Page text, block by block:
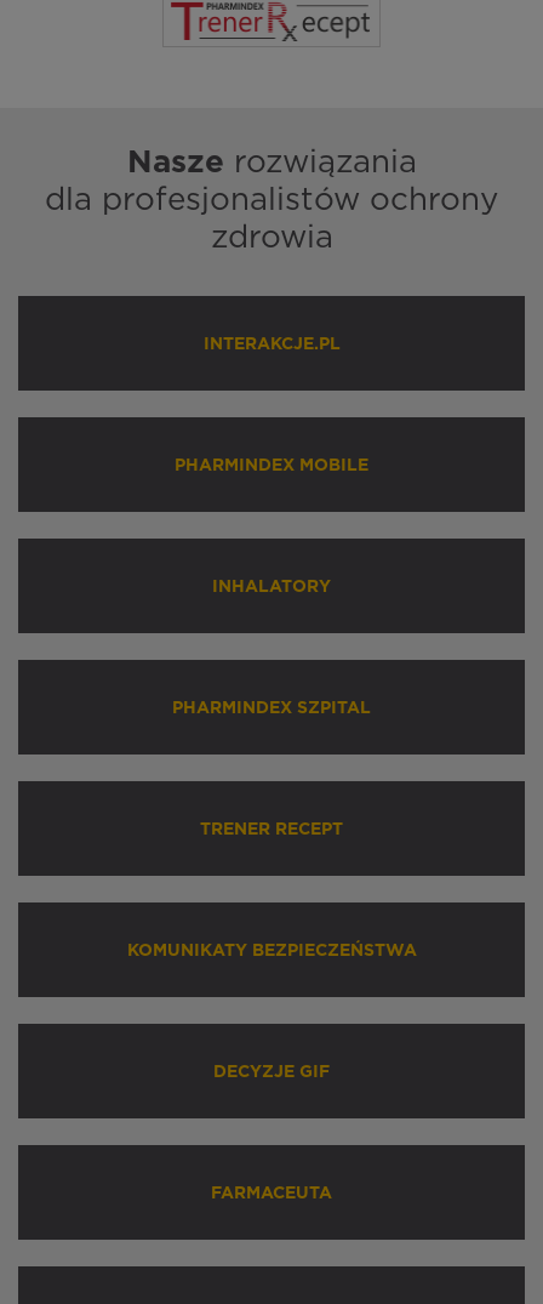
Nasze rozwiązania
dla profesjonalistów ochrony
zdrowia
INTERAKCJE.PL
PHARMINDEX MOBILE
INHALATORY
PHARMINDEX SZPITAL
TRENER RECEPT
KOMUNIKATY BEZPIECZEŃSTWA
DECYZJE GIF
FARMACEUTA